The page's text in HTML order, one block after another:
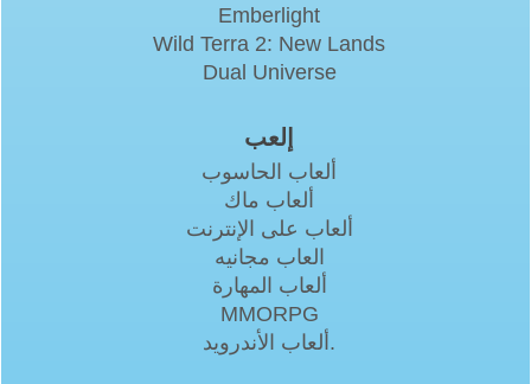
Emberlight
Wild Terra 2: New Lands
Dual Universe
إلعب
ألعاب الحاسوب
ألعاب ماك
ألعاب على الإنترنت
العاب مجانيه
ألعاب المهارة
MMORPG
ألعاب الأندرويد.